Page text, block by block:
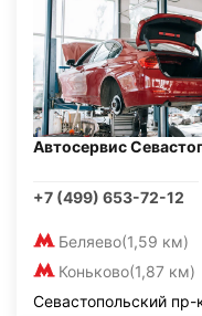
Автосервис
+7 (499) 653-72-12
Беляево(1,59 км)
Коньково(1,87 км)
Севастопольский пр-